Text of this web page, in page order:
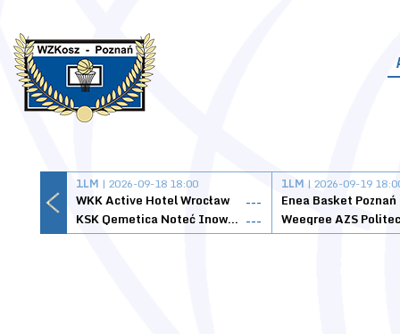
1LM | 2026-09-18 18:00
WKK Active Hotel Wrocław
---
KSK Qemetica Noteć Inowrocław ---
1LM | 2026-09-19
Enea Basket Poznań